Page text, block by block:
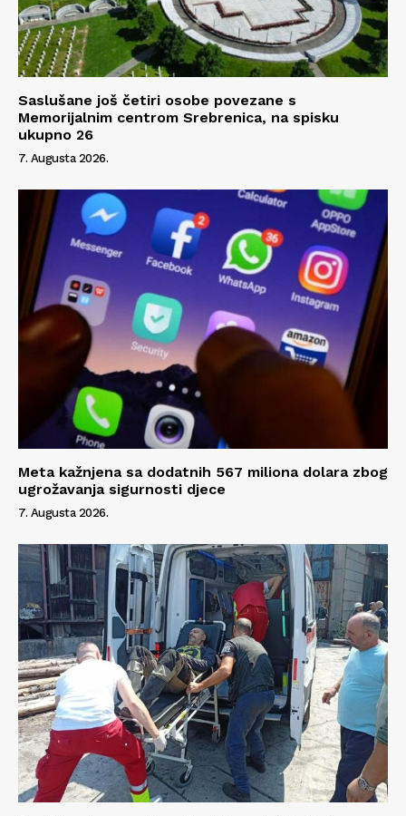
Saslušane još četiri osobe povezane s
Memorijalnim centrom Srebrenica, na spisku
ukupno 26
7. Augusta 2026.
Meta kažnjena sa dodatnih 567 miliona dolara zbog
ugrožavanja sigurnosti djece
7. Augusta 2026.